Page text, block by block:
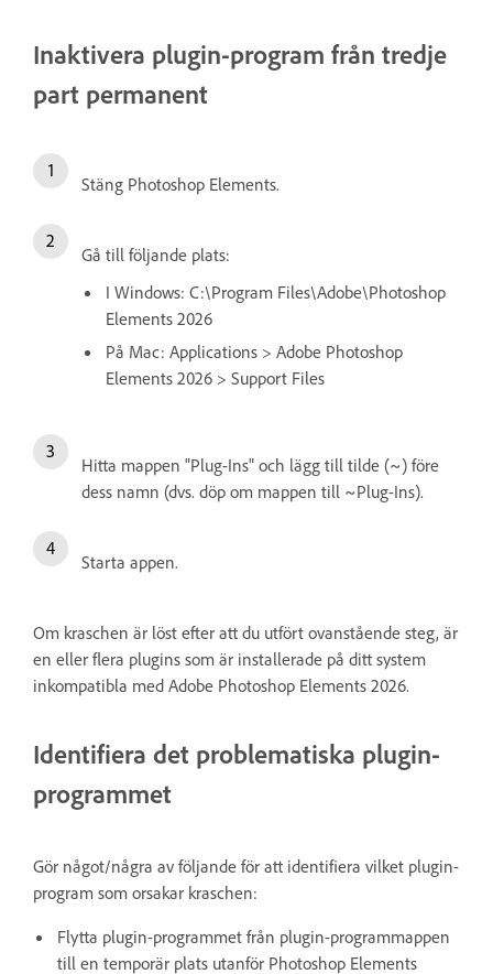
Inaktivera plugin-program från tredje
part permanent
Stäng Photoshop Elements.
Gå till följande plats:
I Windows: C:\Program Files\Adobe\Photoshop
Elements 2026
På Mac: Applications > Adobe Photoshop
Elements 2026 > Support Files
Hitta mappen "Plug-Ins" och lägg till tilde (~) före
dess namn (dvs. döp om mappen till ~Plug-Ins).
Starta appen.
Om kraschen är löst efter att du utfört ovanstående steg, är
en eller flera plugins som är installerade på ditt system
inkompatibla med Adobe Photoshop Elements 2026.
Identifiera det problematiska plugin-
programmet
Gör något/några av följande för att identifiera vilket plugin-
program som orsakar kraschen:
Flytta plugin-programmet från plugin-programmappen
till en temporär plats utanför Photoshop Elements